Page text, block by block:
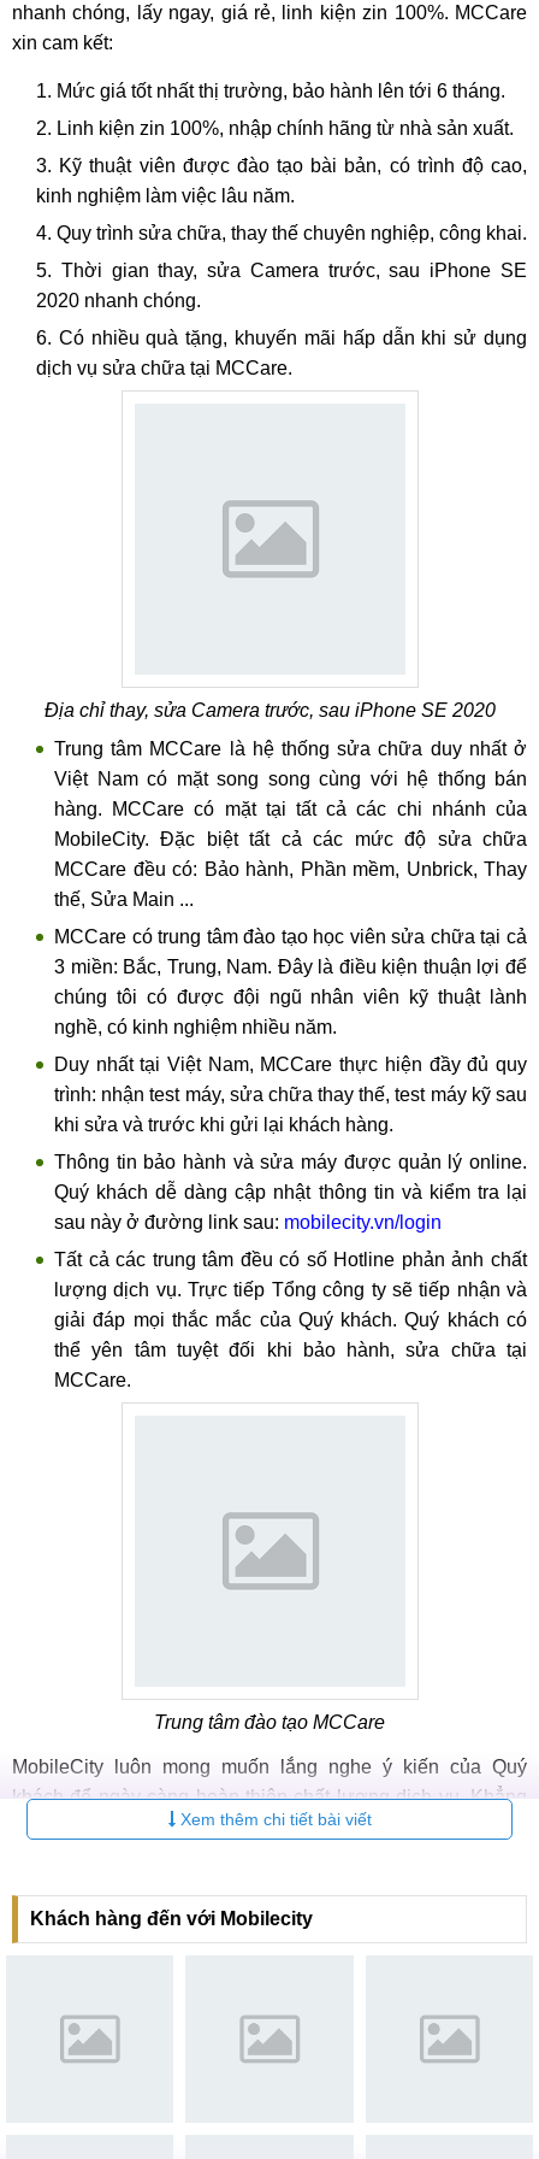
nhanh chóng, lấy ngay, giá rẻ, linh kiện zin 100%. MCCare
xin cam kết:
Mức giá tốt nhất thị trường, bảo hành lên tới 6 tháng.
Linh kiện zin 100%, nhập chính hãng từ nhà sản xuất.
Kỹ thuật viên được đào tạo bài bản, có trình độ cao,
kinh nghiệm làm việc lâu năm.
Quy trình sửa chữa, thay thế chuyên nghiệp, công khai.
Thời gian thay, sửa Camera trước, sau iPhone SE
2020 nhanh chóng.
Có nhiều quà tặng, khuyến mãi hấp dẫn khi sử dụng
dịch vụ sửa chữa tại MCCare.
Địa chỉ thay, sửa Camera trước, sau iPhone SE 2020
Trung tâm MCCare là hệ thống sửa chữa duy nhất ở
Việt Nam có mặt song song cùng với hệ thống bán
hàng. MCCare có mặt tại tất cả các chi nhánh của
MobileCity. Đặc biệt tất cả các mức độ sửa chữa
MCCare đều có: Bảo hành, Phần mềm, Unbrick, Thay
thế, Sửa Main ...
MCCare có trung tâm đào tạo học viên sửa chữa tại cả
3 miền: Bắc, Trung, Nam. Đây là điều kiện thuận lợi để
chúng tôi có được đội ngũ nhân viên kỹ thuật lành
nghề, có kinh nghiệm nhiều năm.
Duy nhất tại Việt Nam, MCCare thực hiện đầy đủ quy
trình: nhận test máy, sửa chữa thay thế, test máy kỹ sau
khi sửa và trước khi gửi lại khách hàng.
Thông tin bảo hành và sửa máy được quản lý online.
Quý khách dễ dàng cập nhật thông tin và kiểm tra lại
sau này ở đường link sau: mobilecity.vn/login
Tất cả các trung tâm đều có số Hotline phản ảnh chất
lượng dịch vụ. Trực tiếp Tổng công ty sẽ tiếp nhận và
giải đáp mọi thắc mắc của Quý khách. Quý khách có
thể yên tâm tuyệt đối khi bảo hành, sửa chữa tại
MCCare.
Trung tâm đào tạo MCCare
MobileCity luôn mong muốn lắng nghe ý kiến của Quý
khách để ngày càng hoàn thiện chất lượng dịch vụ. Khẳng
định khẩu hiệu "KHÁCH HÀNG LÀ SỐ 1".
Xem thêm chi tiết bài viết
Khách hàng đến với Mobilecity